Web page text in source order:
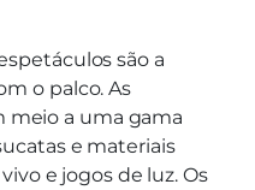
são a
o palco. As
meio a uma gama
e materiais
e jogos de luz. Os